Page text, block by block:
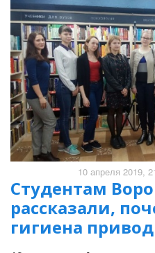
10 апреля 2019,
Студентам
рассказали,
гигиена